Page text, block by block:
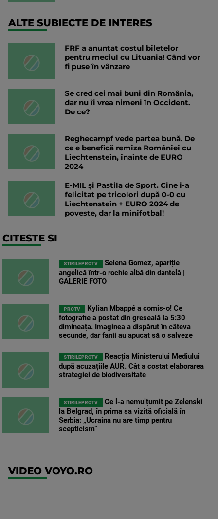
ALTE SUBIECTE DE INTERES
FRF a anunțat costul biletelor
pentru meciul cu Lituania! Când vor
fi puse în vânzare
Se cred cei mai buni din România,
dar nu îi vrea nimeni în Occident.
De ce?
Reghecampf vede partea bună. De
ce e benefică remiza României cu
Liechtenstein, înainte de EURO
2024
E-MIL și Pastila de Sport. Cine i-a
felicitat pe tricolori după 0-0 cu
Liechtenstein + EURO 2024 de
poveste, dar la minifotbal!
CITESTE SI
STIRILEPROTV
Selena Gomez, apariție
angelică într-o rochie albă din dantelă |
GALERIE FOTO
PROTV
Kylian Mbappé a comis-o! Ce
fotografie a postat din greșeală la 5:30
dimineața. Imaginea a dispărut în câteva
secunde, dar fanii au apucat să o salveze
STIRILEPROTV
Reacția Ministerului Mediului
după acuzațiile AUR. Cât a costat elaborarea
strategiei de biodiversitate
STIRILEPROTV
Ce l-a nemulțumit pe Zelenski
la Belgrad, în prima sa vizită oficială în
Serbia: „Ucraina nu are timp pentru
scepticism”
VIDEO VOYO.RO